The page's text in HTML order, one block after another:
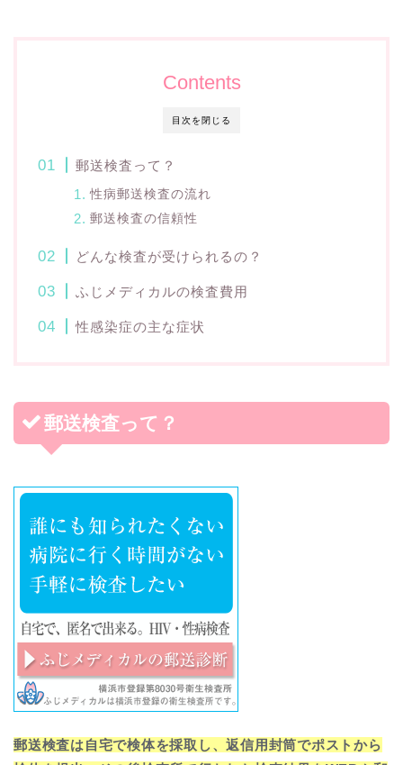
目次を閉じる
Contents
郵送検査って？
性病郵送検査の流れ
郵送検査の信頼性
どんな検査が受けられるの？
ふじメディカルの検査費用
性感染症の主な症状
郵送検査って？
郵送検査は自宅で検体を採取し、返信用封筒でポストから